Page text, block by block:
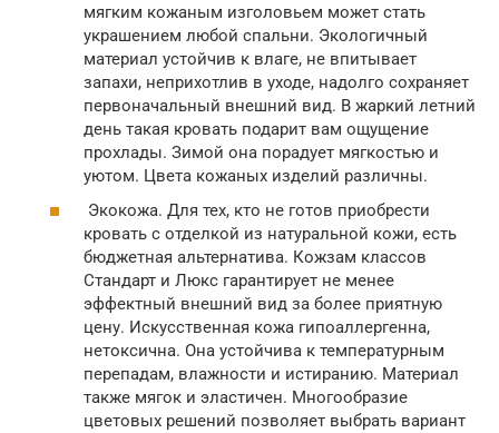
мягким кожаным изголовьем может стать
украшением любой спальни. Экологичный
материал устойчив к влаге, не впитывает
запахи, неприхотлив в уходе, надолго сохраняет
первоначальный внешний вид. В жаркий летний
день такая кровать подарит вам ощущение
прохлады. Зимой она порадует мягкостью и
уютом. Цвета кожаных изделий различны.
Экокожа. Для тех, кто не готов приобрести
кровать с отделкой из натуральной кожи, есть
бюджетная альтернатива. Кожзам классов
Стандарт и Люкс гарантирует не менее
эффектный внешний вид за более приятную
цену. Искусственная кожа гипоаллергенна,
нетоксична. Она устойчива к температурным
перепадам, влажности и истиранию. Материал
также мягок и эластичен. Многообразие
цветовых решений позволяет выбрать вариант